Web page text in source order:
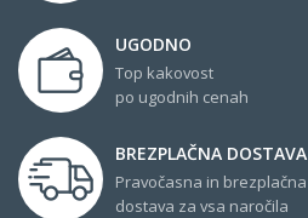
UGODNO
Top kakovost
po ugodnih cenah
BREZPLAČNA DOSTAVA
Pravočasna in brezplačna
dostava za vsa naročila